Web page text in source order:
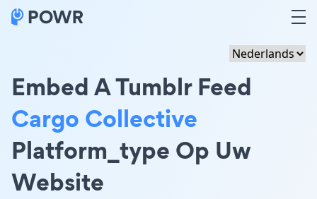
Embed A Tumblr Feed
Cargo Collective
Platform_type Op Uw
Website